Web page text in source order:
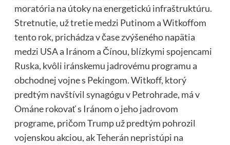
moratória na útoky na energetickú infraštruktúru.
Stretnutie, už tretie medzi Putinom a Witkoffom
tento rok, prichádza v čase zvýšeného napätia
medzi USA a Iránom a Čínou, blízkymi spojencami
Ruska, kvôli iránskemu jadrovému programu a
obchodnej vojne s Pekingom. Witkoff, ktorý
predtým navštívil synagógu v Petrohrade, má v
Ománe rokovať s Iránom o jeho jadrovom
programe, pričom Trump už predtým pohrozil
vojenskou akciou, ak Teherán nepristúpi na